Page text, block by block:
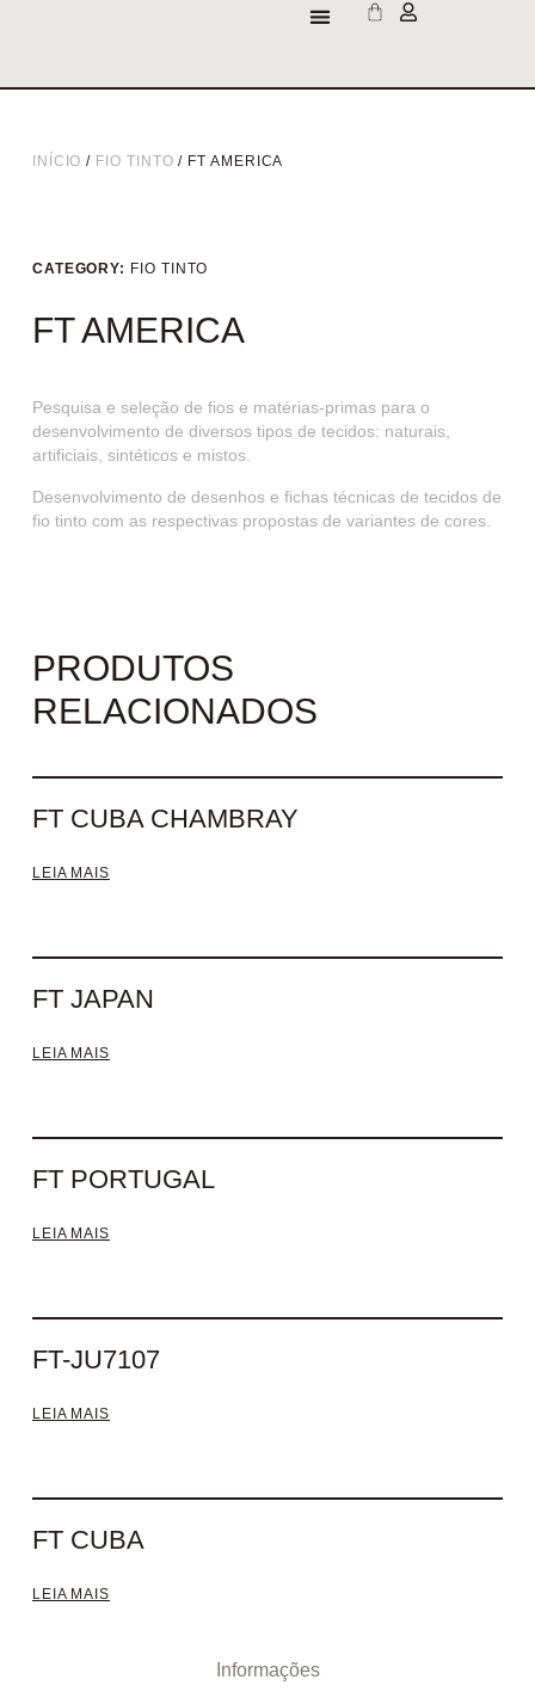
INÍCIO / FIO TINTO / FT AMERICA
CATEGORY: FIO TINTO
FT AMERICA
Pesquisa e seleção de fios e matérias-primas para o
desenvolvimento de diversos tipos de tecidos: naturais,
artificiais, sintéticos e mistos.
Desenvolvimento de desenhos e fichas técnicas de tecidos de
fio tinto com as respectivas propostas de variantes de cores.
PRODUTOS
RELACIONADOS
FT CUBA CHAMBRAY
LEIA MAIS
FT JAPAN
LEIA MAIS
FT PORTUGAL
LEIA MAIS
FT-JU7107
LEIA MAIS
FT CUBA
LEIA MAIS
Informações